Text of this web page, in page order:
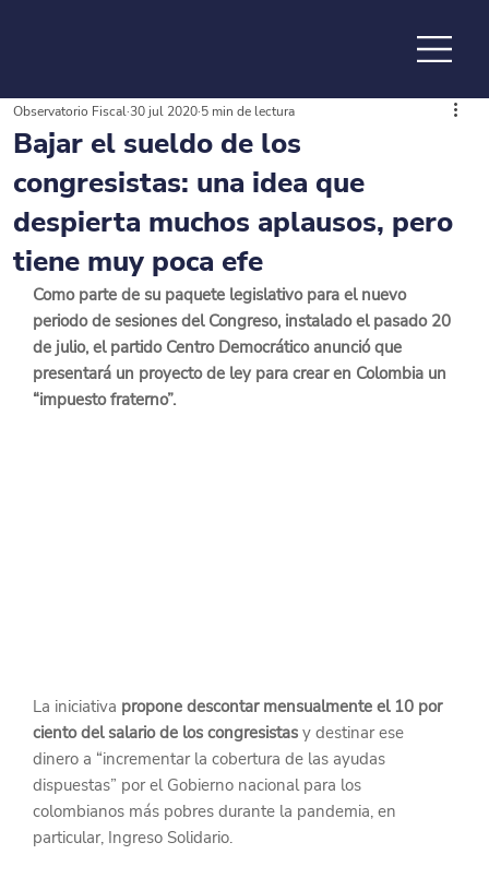
de la
Bajar el sueldo de los
congresistas: una idea que
despierta muchos aplausos, pero
tiene muy poca efe
Observatorio Fiscal30 jul 2020 5 min de lectura
Como parte de su paquete legislativo para el nuevo
periodo de sesiones del Congreso, instalado el pasado 20
de julio, el partido Centro Democrático anunció que
presentará un proyecto de ley para crear en Colombia un
“impuesto fraterno”.
La iniciativa propone descontar mensualmente el 10 por
ciento del salario de los congresistas y destinar ese
dinero a “incrementar la cobertura de las ayudas
dispuestas” por el Gobierno nacional para los
colombianos más pobres durante la pandemia, en
particular, Ingreso Solidario.